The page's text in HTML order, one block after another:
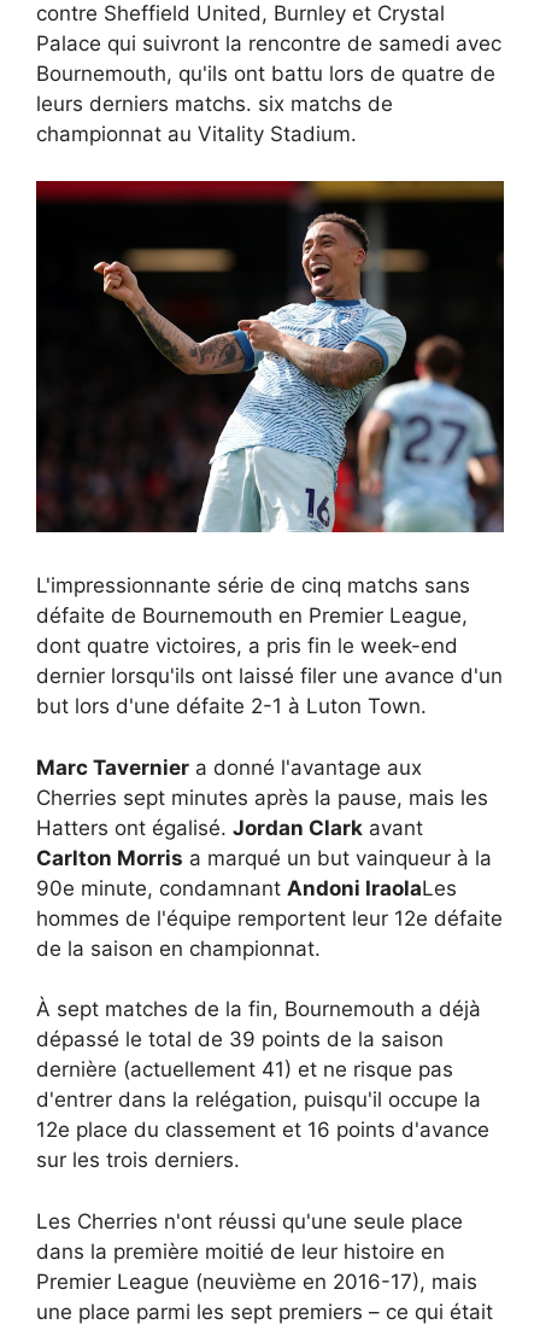
contre Sheffield United, Burnley et Crystal
Palace qui suivront la rencontre de samedi avec
Bournemouth, qu'ils ont battu lors de quatre de
leurs derniers matchs. six matchs de
championnat au Vitality Stadium.
L'impressionnante série de cinq matchs sans
défaite de Bournemouth en Premier League,
dont quatre victoires, a pris fin le week-end
dernier lorsqu'ils ont laissé filer une avance d'un
but lors d'une défaite 2-1 à Luton Town.
Marc Tavernier a donné l'avantage aux
Cherries sept minutes après la pause, mais les
Hatters ont égalisé. Jordan Clark avant
Carlton Morris a marqué un but vainqueur à la
90e minute, condamnant Andoni IraolaLes
hommes de l'équipe remportent leur 12e défaite
de la saison en championnat.
À sept matches de la fin, Bournemouth a déjà
dépassé le total de 39 points de la saison
dernière (actuellement 41) et ne risque pas
d'entrer dans la relégation, puisqu'il occupe la
12e place du classement et 16 points d'avance
sur les trois derniers.
Les Cherries n'ont réussi qu'une seule place
dans la première moitié de leur histoire en
Premier League (neuvième en 2016-17), mais
une place parmi les sept premiers – ce qui était